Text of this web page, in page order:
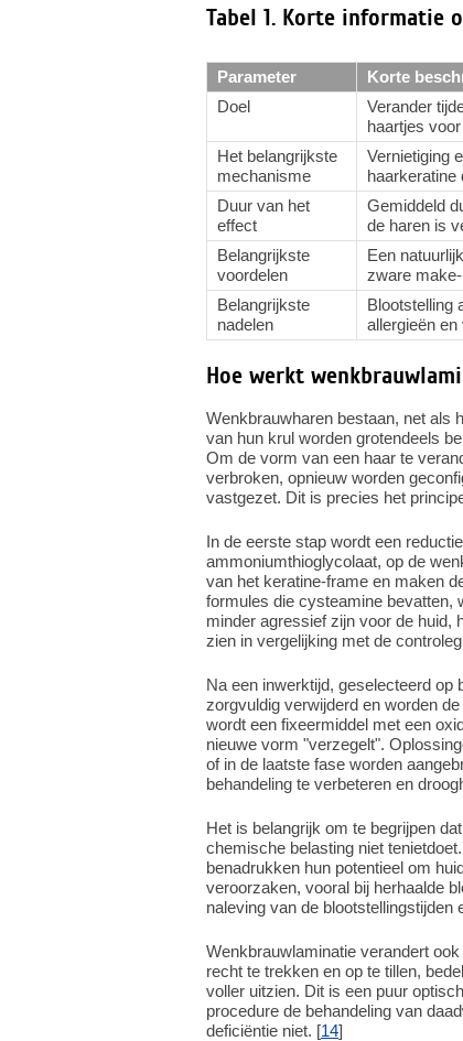
Tabel 1. Korte informatie
Parameter
Korte
Doel
Verander
haartjes
Het belangrijkste
mechanisme
Vernietiging
haarkeratine
Duur van het
effect
Gemiddeld
de haren is
Belangrijkste
voordelen
Een
zware
Belangrijkste
nadelen
Blootstelling
allergieën
Hoe werkt
Wenkbrauwharen bestaan, net als
van hun krul worden grotendeels
Om de vorm van een haar te
verbroken, opnieuw worden
vastgezet. Dit is precies het
In de eerste stap wordt een
ammoniumthioglycolaat, op de
van het keratine-frame en maken
formules die cysteamine bevatten,
minder agressief zijn voor de huid,
zien in vergelijking met de
Na een inwerktijd, geselecteerd op
zorgvuldig verwijderd en worden
wordt een fixeermiddel met een
nieuwe vorm "verzegelt".
of in de laatste fase worden
behandeling te verbeteren en
Het is belangrijk om te begrijpen
chemische belasting niet
benadrukken hun potentieel om
veroorzaken, vooral bij herhaalde
naleving van de
Wenkbrauwlaminatie verandert
recht te trekken en op te tillen,
voller uitzien. Dit is een puur
procedure de behandeling van
deficiëntie niet. [14]